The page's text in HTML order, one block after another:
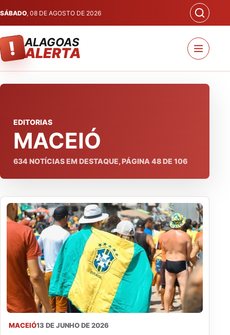
SÁBADO, 08 DE AGOSTO DE 2026
! ALAGOAS
ALERTA
EDITORIAS
MACEIÓ
634 NOTÍCIAS EM DESTAQUE, PÁGINA 48DE 106
MACEIÓ13 DE JUNHO DE 2026